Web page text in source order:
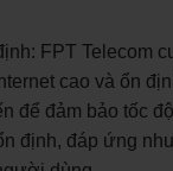
FPT Telecom
cao và ổn
để đảm bảo tốc
định, đáp ứng